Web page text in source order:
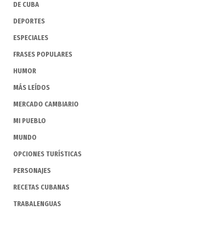
DE CUBA
DEPORTES
ESPECIALES
FRASES POPULARES
HUMOR
MÁS LEÍDOS
MERCADO CAMBIARIO
MI PUEBLO
MUNDO
OPCIONES TURÍSTICAS
PERSONAJES
RECETAS CUBANAS
TRABALENGUAS